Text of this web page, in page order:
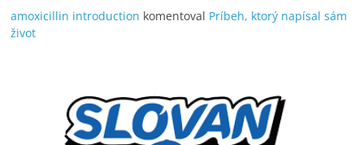
amoxicillin introduction komentoval Príbeh, ktorý napísal sám
život